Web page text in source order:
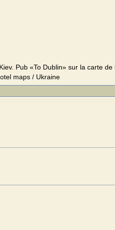
Pub «To Dublin» sur la carte de
maps / Ukraine